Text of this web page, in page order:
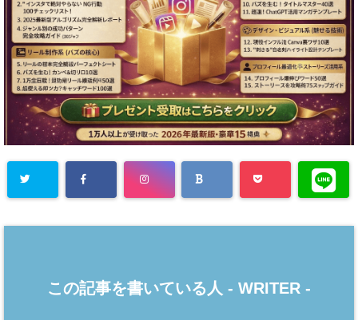
この記事を書いている人 - WRITER -